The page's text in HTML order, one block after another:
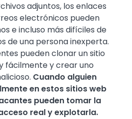
adjuntos, los enlaces
electrónicos pueden
e incluso más difíciles de
de una persona inexperta.
pueden clonar un sitio
fácilmente y crear uno
Cuando alguien
en estos sitios web
pueden tomar la
real y explotarla.